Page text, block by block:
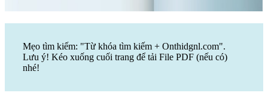
Mẹo tìm kiếm: "Từ khóa tìm kiếm + Onthidgnl.com".
Lưu ý! Kéo xuống cuối trang để tải File PDF (nếu có)
nhé!